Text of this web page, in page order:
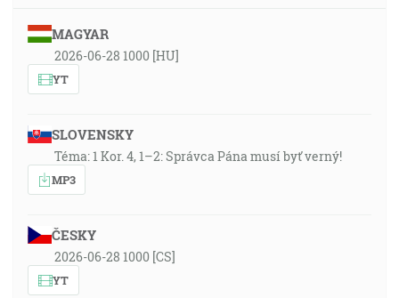
MAGYAR
2026-06-28 1000 [HU]
YT
SLOVENSKY
Téma: 1 Kor. 4, 1–2: Správca Pána musí byť verný!
MP3
ČESKY
2026-06-28 1000 [CS]
YT